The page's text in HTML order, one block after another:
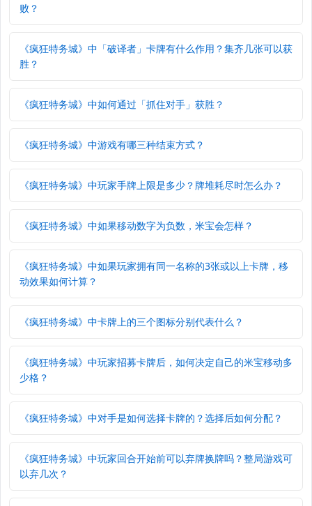
败？
《疯狂特务城》中「破译者」卡牌有什么作用？集齐几张可以获
胜？
《疯狂特务城》中如何通过「抓住对手」获胜？
《疯狂特务城》中游戏有哪三种结束方式？
《疯狂特务城》中玩家手牌上限是多少？牌堆耗尽时怎么办？
《疯狂特务城》中如果移动数字为负数，米宝会怎样？
《疯狂特务城》中如果玩家拥有同一名称的3张或以上卡牌，移
动效果如何计算？
《疯狂特务城》中卡牌上的三个图标分别代表什么？
《疯狂特务城》中玩家招募卡牌后，如何决定自己的米宝移动多
少格？
《疯狂特务城》中对手是如何选择卡牌的？选择后如何分配？
《疯狂特务城》中玩家回合开始前可以弃牌换牌吗？整局游戏可
以弃几次？